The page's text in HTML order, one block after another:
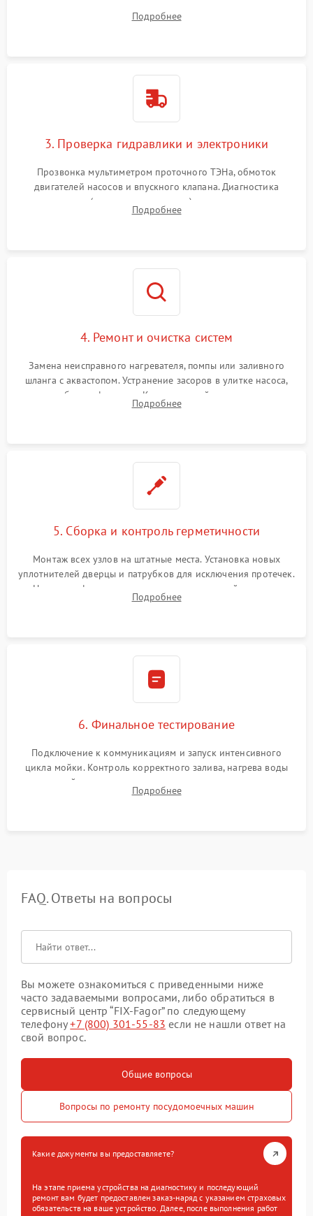
циркуляционному насосу, ТЭНу и сливной помпе.
Подробнее
3. Проверка гидравлики и электроники
Прозвонка мультиметром проточного ТЭНа, обмоток
двигателей насосов и впускного клапана. Диагностика
прессостата (датчика уровня воды), датчика мутности,
концевика дверцы и электронного модуля управления.
Подробнее
4. Ремонт и очистка систем
Замена неисправного нагревателя, помпы или заливного
шланга с аквастопом. Устранение засоров в улитке насоса,
патрубках и фильтрах. Компонентный ремонт платы
управления, восстановление поврежденной проводки.
Подробнее
5. Сборка и контроль герметичности
Монтаж всех узлов на штатные места. Установка новых
уплотнителей дверцы и патрубков для исключения протечек.
Надежная фиксация хомутов гидравлической системы,
сборка корпуса и установка датчика поплавка.
Подробнее
6. Финальное тестирование
Подключение к коммуникациям и запуск интенсивного
цикла мойки. Контроль корректного залива, нагрева воды
до нужной температуры, отсутствия посторонних шумов,
штатного слива и абсолютной сухости в поддоне.
Подробнее
FAQ. Ответы на вопросы
Вы можете ознакомиться с приведенными ниже
часто задаваемыми вопросами, либо обратиться в
сервисный центр “FIX-Fagor” по следующему
телефону+7 (800) 301-55-83 если не нашли ответ на
свой вопрос.
Общие вопросы
Вопросы по ремонту посудомоечных машин
Какие документы вы предоставляете?
На этапе приема устройства на диагностику и последующий
ремонт вам будет предоставлен заказ-наряд с указанием страховых
обязательств на ваше устройство. Далее, после выполнения работ